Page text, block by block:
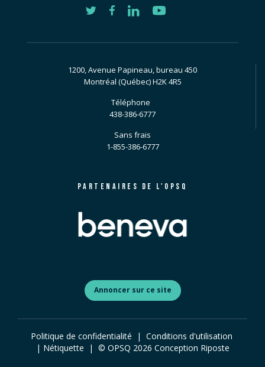
1200, Avenue Papineau, bureau 450
Montréal (Québec) H2K 4R5
Téléphone
438-386-6777
Sans frais
1-855-386-6777
PARTENAIRES DE L'OPSQ
Annoncer sur ce site
Politique de confidentialité | Conditions d'utilisation
| Nétiquette | © OPSQ 2026 Conception Riposte